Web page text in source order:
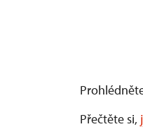
Přečtěte si,